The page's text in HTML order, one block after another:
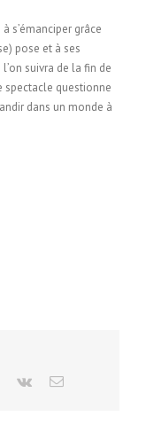
s’émanciper grâce
pose et à ses
suivra de la fin de
spectacle questionne
dans un monde à
Pinterest
Vk Email